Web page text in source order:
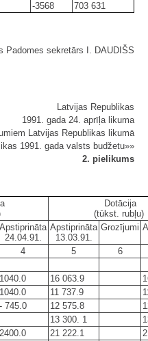
-3568 703 631
Padomes sekretārs I. DAUDIŠS
Latvijas Republikas
1991. gada 24. aprīļa likuma
Latvijas Republikas likumā
1991. gada valsts budžetu»»
2. pielikums
Dotācija
(tūkst. rubļu)
Apstiprināta
24.04.91.
Apstiprināta
13.03.91.
Grozījumi
4 5
6
1040.0 16 063.9
1040.0 11 737.9
- 745.0 12 575.8
13 300. 1
2400.0 21 222.1